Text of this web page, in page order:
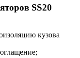
SS20
кузова